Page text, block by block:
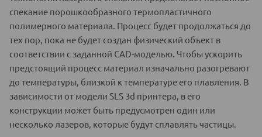
спекание порошкообразного термопластичного
полимерного материала. Процесс будет продолжаться до
тех пор, пока не будет создан физический объект в
соответствии с заданной CAD-моделью. Чтобы ускорить
предстоящий процесс материал изначально разогревают
до температуры, близкой к температуре его плавления. В
зависимости от модели SLS 3d принтера, в его
конструкции может быть предусмотрен один или
несколько лазеров, которые будут сплавлять частицы.